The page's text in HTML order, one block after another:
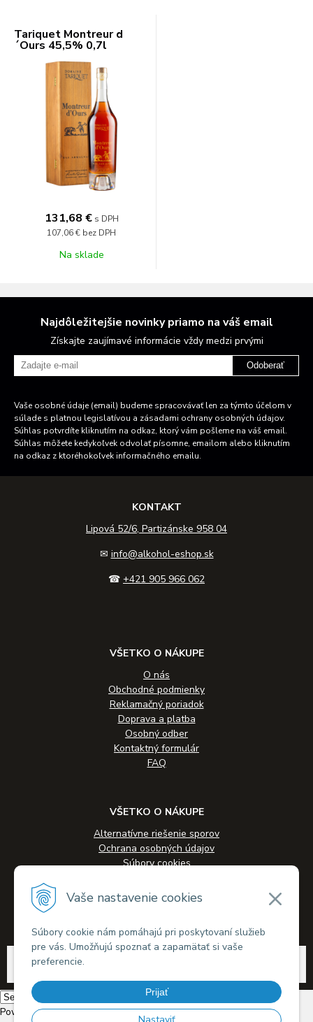
Vaše nastavenie cookies
Súbory cookie nám pomáhajú pri poskytovaní služieb
pre vás. Umožňujú spoznať a zapamätať si vaše
preferencie.
Prijať
Tariquet Montreur d
´Ours 45,5% 0,7l
131,68 € s DPH
107,06 € bez DPH
Na sklade
Najdôležitejšie novinky priamo na váš email
Získajte zaujímavé informácie vždy medzi prvými
Odoberať
Vaše osobné údaje (email) budeme spracovávať len za týmto účelom v
súlade s platnou legislatívou a zásadami ochrany osobných údajov.
Súhlas potvrdíte kliknutím na odkaz, ktorý vám pošleme na váš email.
Súhlas môžete kedykoľvek odvolať písomne, emailom alebo kliknutím
na odkaz z ktoréhokoľvek informačného emailu.
KONTAKT
Lipová 52/6, Partizánske 958 04
✉ info@alkohol-eshop.sk
☎ +421 905 966 062
VŠETKO O NÁKUPE
O nás
Obchodné podmienky
Reklamačný poriadok
Doprava a platba
Osobný odber
Kontaktný formulár
FAQ
VŠETKO O NÁKUPE
Alternatívne riešenie sporov
Ochrana osobných údajov
Súbory cookies
Veľkoobchodná spolupráca
© 2026 Alkohol-eshop.sk •
Powered by Translate